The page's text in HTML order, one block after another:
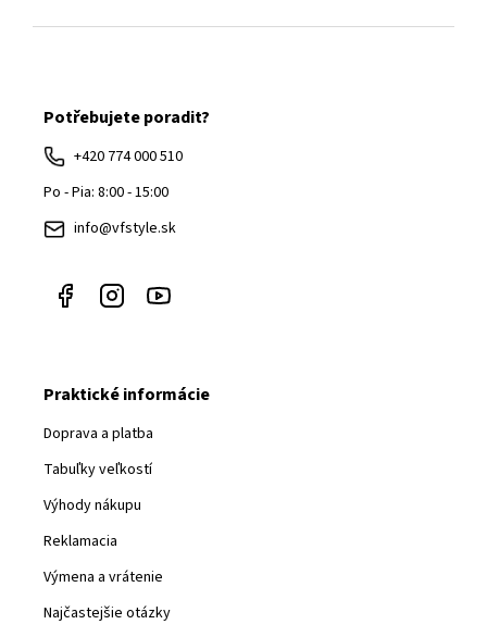
Potřebujete poradit?
+420 774 000 510
Po - Pia: 8:00 - 15:00
info@vfstyle.sk
Praktické informácie
Doprava a platba
Tabuľky veľkostí
Výhody nákupu
Reklamacia
Výmena a vrátenie
Najčastejšie otázky